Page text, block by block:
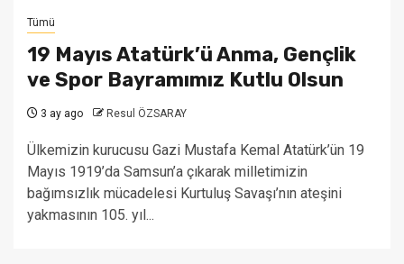
Tümü
19 Mayıs Atatürk’ü Anma, Gençlik
ve Spor Bayramımız Kutlu Olsun
3 ay ago Resul ÖZSARAY
Ülkemizin kurucusu Gazi Mustafa Kemal Atatürk’ün 19
Mayıs 1919’da Samsun’a çıkarak milletimizin
bağımsızlık mücadelesi Kurtuluş Savaşı’nın ateşini
yakmasının 105. yıl...